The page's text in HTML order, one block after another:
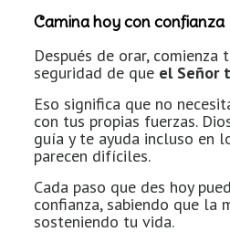
Camina hoy con confianza
Después de orar, comienza
seguridad de que el Señor
Eso significa que no
con tus propias fuerzas.
guía y te ayuda incluso en
parecen difíciles.
Cada paso que des hoy
confianza, sabiendo que la
sosteniendo tu vida.